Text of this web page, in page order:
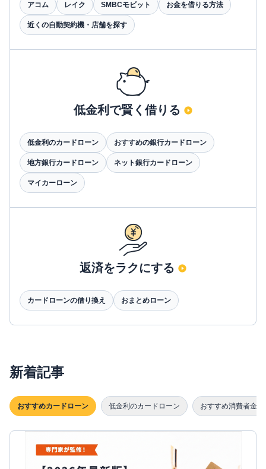
アコム レイク SMBCモビット お金を借りる方法
近くの自動契約機・店舗を探す
低金利で賢く借りる
低金利のカードローン おすすめの銀行カードローン
地方銀行カードローン ネット銀行カードローン
マイカーローン
返済をラクにする
カードローンの借り換え おまとめローン
新着記事
おすすめカードローン 低金利のカードローン おすすめ消費者金融